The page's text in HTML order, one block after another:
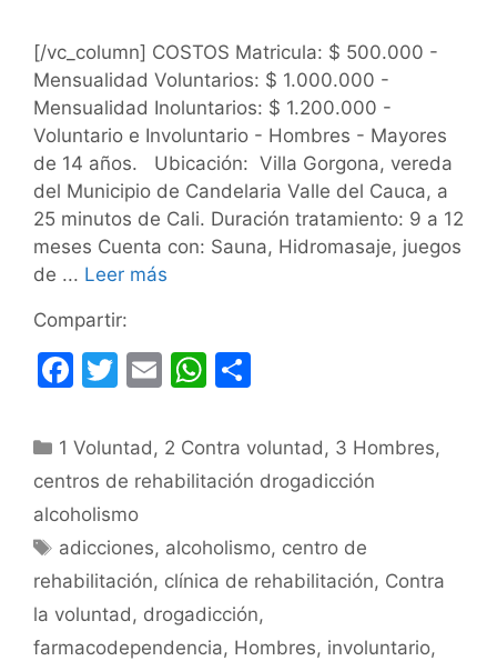
[/vc_column] COSTOS Matricula: $ 500.000 -
Mensualidad Voluntarios: $ 1.000.000 -
Mensualidad Inoluntarios: $ 1.200.000 -
Voluntario e Involuntario - Hombres - Mayores
de 14 años. Ubicación: Villa Gorgona, vereda
del Municipio de Candelaria Valle del Cauca, a
25 minutos de Cali. Duración tratamiento: 9 a 12
meses Cuenta con: Sauna, Hidromasaje, juegos
de ... Leer más
Compartir:
F
c
e
b
o
o
k
T
itt
er
E
ai
l
W
at
s
p
p
m
p
tir
Categorías
1 Voluntad, 2 Contra voluntad, 3 Hombres,
centros de rehabilitación drogadicción
alcoholismo
Etiquetas
adicciones, alcoholismo, centro de
rehabilitación, clínica de rehabilitación, Contra
la voluntad, drogadicción,
farmacodependencia, Hombres, involuntario,